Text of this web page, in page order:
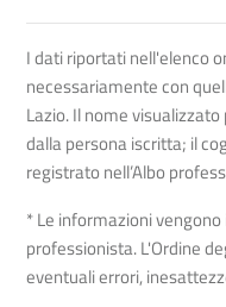
I dati riportati nell'elenco
necessariamente con
Lazio. Il nome
dalla persona iscritta; il
registrato nell’Albo
* Le informazioni
professionista. L'Ordine
eventuali errori,